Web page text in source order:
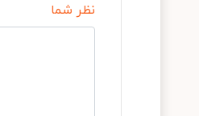
نظر شما